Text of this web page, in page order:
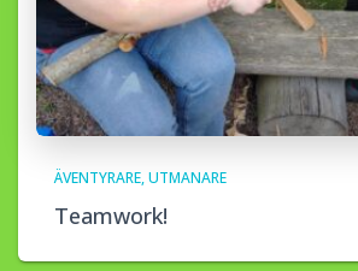
ÄVENTYRARE UTMANARE
Teamwork!